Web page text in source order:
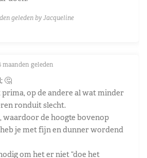
geleden by Jacqueline
maanden geleden
🤔
op de andere al wat minder
ronduit slecht.
waardoor de hoogte bovenop
je met fijn en dunner wordend
om het er niet “doe het